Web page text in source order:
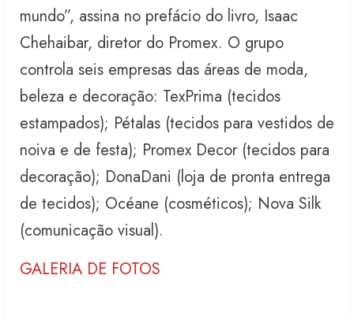
mundo”, assina no prefácio do livro, Isaac
Chehaibar, diretor do Promex. O grupo
controla seis empresas das áreas de moda,
beleza e decoração: TexPrima (tecidos
estampados); Pétalas (tecidos para vestidos de
noiva e de festa); Promex Decor (tecidos para
decoração); DonaDani (loja de pronta entrega
de tecidos); Océane (cosméticos); Nova Silk
(comunicação visual).
GALERIA DE FOTOS